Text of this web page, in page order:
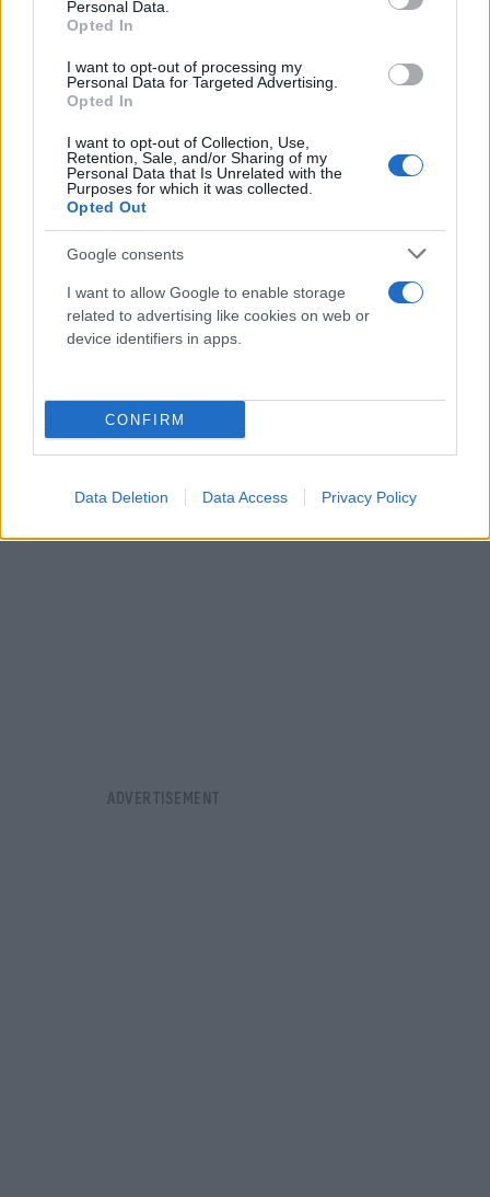
Personal Data.
Opted In
I want to opt-out of processing my
Personal Data for Targeted Advertising.
Opted In
I want to opt-out of Collection, Use,
Retention, Sale, and/or Sharing of my
Personal Data that Is Unrelated with the
Purposes for which it was collected.
Opted Out
Google consents
I want to allow Google to enable storage
related to advertising like cookies on web or
device identifiers in apps.
CONFIRM
Data Deletion Data Access Privacy Policy
Τρομερή στιγμή αλληλεγγύης: Λουόμενοι στήνουν
ανθρώπινη αλυσίδα για να βρουν 2χρονο που
06.08.2026 ΜΑΡΊΑ ΚΑΤΡΙΝΆΚΗ